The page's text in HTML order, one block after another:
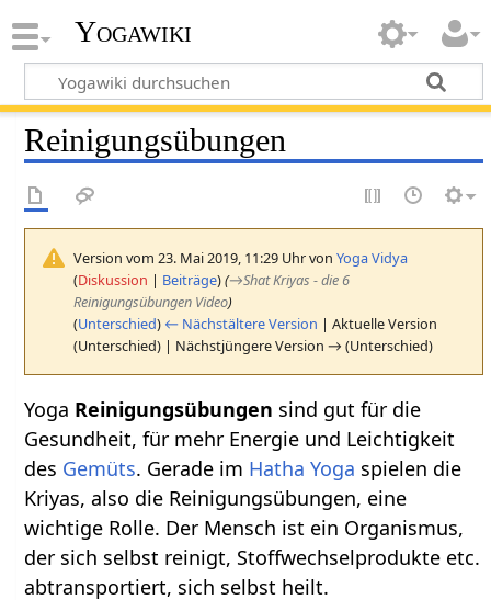
Yogawiki
Reinigungsübungen
Version vom 23. Mai 2019, 11:29 Uhr vonYoga Vidya
(Diskussion | Beiträge)(→Shat Kriyas - die 6
Reinigungsübungen Video)
(Unterschied) ← Nächstältere Version | Aktuelle Version
(Unterschied) | Nächstjüngere Version → (Unterschied)
Yoga Reinigungsübungen sind gut für die
Gesundheit, für mehr Energie und Leichtigkeit
des Gemüts. Gerade im Hatha Yoga spielen die
Kriyas, also die Reinigungsübungen, eine
wichtige Rolle. Der Mensch ist ein Organismus,
der sich selbst reinigt, Stoffwechselprodukte etc.
abtransportiert, sich selbst heilt.